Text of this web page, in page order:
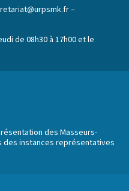
–
de 08h30 à 17h00 et le
des Masseurs-
des instances représentatives